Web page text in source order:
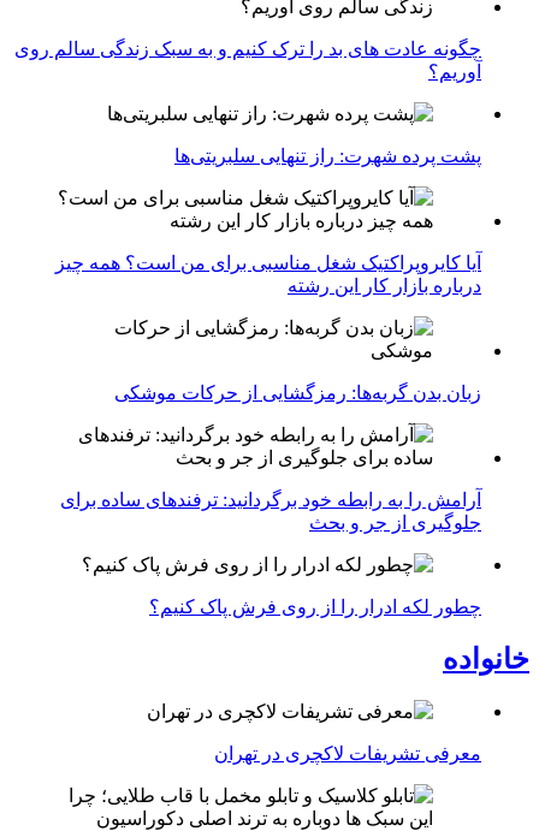
چگونه عادت‌ های بد را ترک کنیم و به سبک زندگی سالم روی
آوریم؟
پشت پرده شهرت: راز تنهایی سلبریتی‌ها
آیا کایروپراکتیک شغل مناسبی برای من است؟ همه چیز
درباره بازار کار این رشته
زبان بدن گربه‌ها: رمزگشایی از حرکات موشکی
آرامش را به رابطه خود برگردانید: ترفندهای ساده برای
جلوگیری از جر و بحث
چطور لکه ادرار را از روی فرش پاک کنیم؟
خانواده
معرفی تشریفات لاکچری در تهران